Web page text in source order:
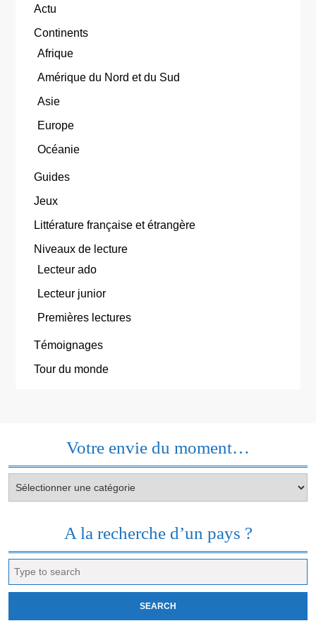
Actu
Continents
Afrique
Amérique du Nord et du Sud
Asie
Europe
Océanie
Guides
Jeux
Littérature française et étrangère
Niveaux de lecture
Lecteur ado
Lecteur junior
Premières lectures
Témoignages
Tour du monde
Votre envie du moment…
envie
A la recherche d’un pays ?
Search
for: